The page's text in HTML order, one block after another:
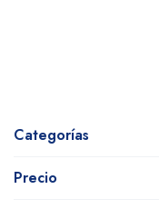
Categorías
Precio